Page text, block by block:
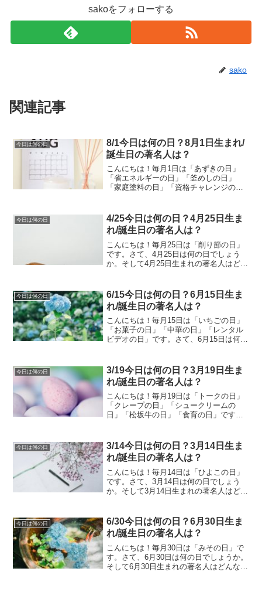
sakoをフォローする
sako
関連記事
今日は何の日
8/1今日は何の日？8月1日生まれ/
誕生日の著名人は？
こんにちは！毎月1日は「あずきの日」
「省エネルギーの日」「釜めしの日」
「家庭塗料の日」「資格チャレンジの
んな人がいるのでしょうか。8/1今日は何
の日？8月1日生まれ...
今日は何の日
4/25今日は何の日？4月25日生ま
れ/誕生日の著名人は？
こんにちは！毎月25日は「削り節の日」
です。さて、4月25日は何の日でしょう
か。そして4月25日生まれの著名人はどん
は？4月25日は何の日？拾得物の日1980
年の...
今日は何の日
6/15今日は何の日？6月15日生ま
れ/誕生日の著名人は？
こんにちは！毎月15日は「いちごの日」
「お菓子の日」「中華の日」「レンタル
ビデオの日」です。さて、6月15日は何の
6/15今日は何の日？6月15日生まれ/誕生
日の著名...
今日は何の日
3/19今日は何の日？3月19日生ま
れ/誕生日の著名人は？
こんにちは！毎月19日は「トークの日」
「クレープの日」「シュークリームの
日」「松坂牛の日」「食育の日」です。
るのでしょうか。3/19今日は何の日？3月
19日生ま...
今日は何の日
3/14今日は何の日？3月14日生ま
れ/誕生日の著名人は？
こんにちは！毎月14日は「ひよこの日」
です。さて、3月14日は何の日でしょう
か。そして3月14日生まれの著名人はどん
は？3月14日は何の日？ホワイトデー他
に、キャ...
今日は何の日
6/30今日は何の日？6月30日生ま
れ/誕生日の著名人は？
こんにちは！毎月30日は「みその日」で
す。さて、6月30日は何の日でしょうか。
そして6月30日生まれの著名人はどんな人